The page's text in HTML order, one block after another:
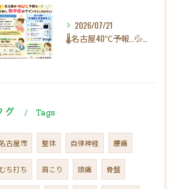
2026/07/21
グ Tags
古屋市 整体 自律神経 腰痛
むち打ち 肩こり 頭痛 骨盤